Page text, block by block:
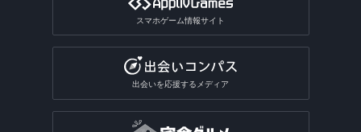
スマホゲーム情報サイト
出会いを応援するメディア